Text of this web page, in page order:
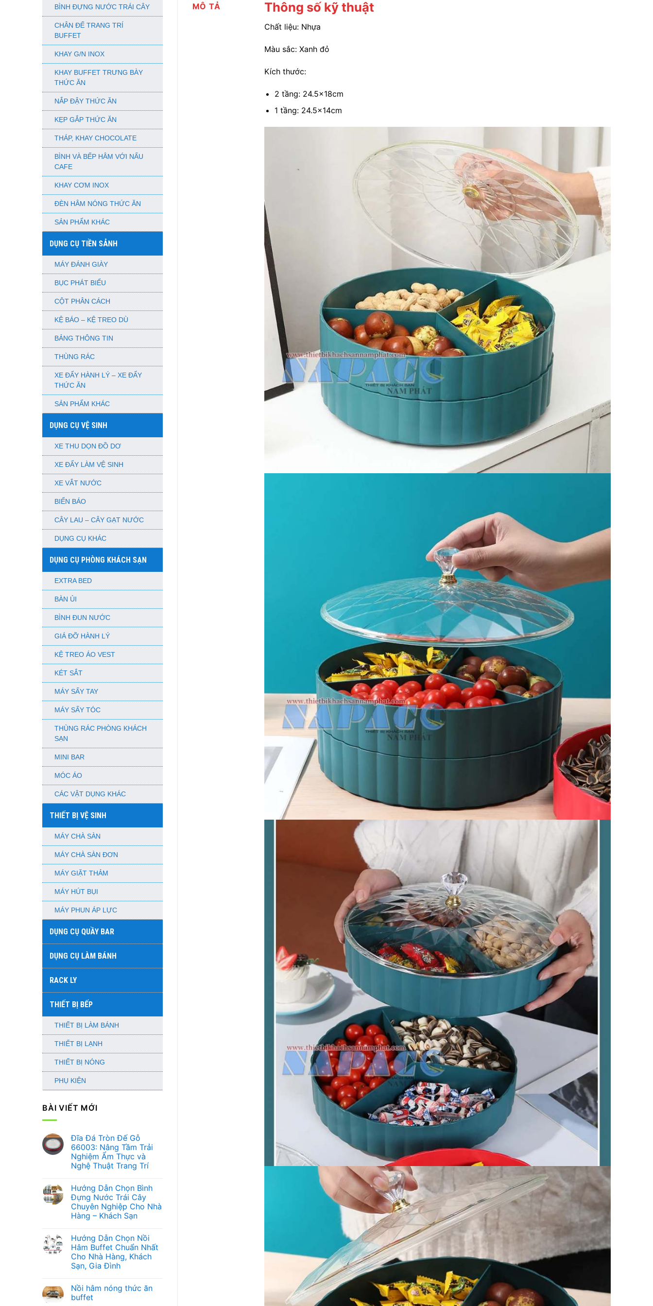
BÌNH ĐỰNG NƯỚC TRÁI CÂY
CHÂN ĐẾ TRANG TRÍ
BUFFET
KHAY G/N INOX
KHAY BUFFET TRƯNG BÀY
THỨC ĂN
NẮP ĐẬY THỨC ĂN
KẸP GẮP THỨC ĂN
THÁP, KHAY CHOCOLATE
BÌNH VÀ BẾP HÂM VỚI NẤU
CAFE
KHAY CƠM INOX
ĐÈN HÂM NÓNG THỨC ĂN
SẢN PHẨM KHÁC
DỤNG CỤ TIỀN SẢNH
MÁY ĐÁNH GIÀY
BỤC PHÁT BIỂU
CỘT PHÂN CÁCH
KỆ BÁO – KỆ TREO DÙ
BẢNG THÔNG TIN
THÙNG RÁC
XE ĐẨY HÀNH LÝ – XE ĐẨY
THỨC ĂN
SẢN PHẨM KHÁC
DỤNG CỤ VỆ SINH
XE THU DỌN ĐỒ DƠ
XE ĐẨY LÀM VỆ SINH
XE VẮT NƯỚC
BIỂN BÁO
CÂY LAU – CÂY GẠT NƯỚC
DỤNG CỤ KHÁC
DỤNG CỤ PHÒNG KHÁCH SẠN
EXTRA BED
BÀN ỦI
BÌNH ĐUN NƯỚC
GIÁ ĐỠ HÀNH LÝ
KỆ TREO ÁO VEST
KÉT SẮT
MÁY SẤY TAY
MÁY SẤY TÓC
THÙNG RÁC PHÒNG KHÁCH
SẠN
MINI BAR
MÓC ÁO
CÁC VẬT DỤNG KHÁC
THIẾT BỊ VỆ SINH
MÁY CHÀ SÀN
MÁY CHÀ SÀN ĐƠN
MÁY GIẶT THẢM
MÁY HÚT BỤI
MÁY PHUN ÁP LỰC
DỤNG CỤ QUẦY BAR
DỤNG CỤ LÀM BÁNH
RACK LY
THIẾT BỊ BẾP
THIẾT BỊ LÀM BÁNH
THIẾT BỊ LẠNH
THIẾT BỊ NÓNG
PHỤ KIỆN
BÀI VIẾT MỚI
Đĩa Đá Tròn Đế Gỗ
66003: Nâng Tầm Trải
Nghiệm Ẩm Thực và
Nghệ Thuật Trang Trí
bình
luận
ở
Đĩa
Đá
Tròn
66003:
Nâng
Tầm
Trải
Nghiệm
Ẩm
Nghệ
Thuật
Trang
Hướng Dẫn Chọn Bình
Đựng Nước Trái Cây
Chuyên Nghiệp Cho Nhà
Hàng – Khách Sạn
bình
luận
ở
Hướng
Dẫn
Chọn
Nước
Trái
Cây
Hướng Dẫn Chọn Nồi
Hâm Buffet Chuẩn Nhất
Cho Nhà Hàng, Khách
Sạn, Gia Đình
bình
luận
ở
Nồi hâm nóng thức ăn
buffet
MÔ TẢ Thông số kỹ thuật
Chất liệu: Nhựa
Màu sắc: Xanh đỏ
Kích thước:
2 tầng: 24.5x18cm
1 tầng: 24.5x14cm